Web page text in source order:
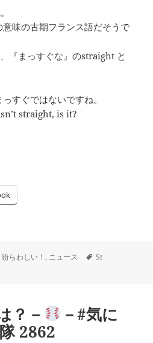
味の古期フランス語だそうで
『まっすぐな』のstraight と
すぐではないですね。
straight, is it?
紛らわしい！ , ニュース
タ
St
？－
－#気に
2862